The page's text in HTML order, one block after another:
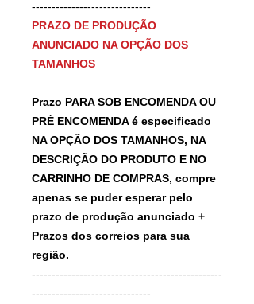
------------------------------
PRAZO DE PRODUÇÃO
ANUNCIADO NA OPÇÃO DOS
TAMANHOS
Prazo PARA SOB ENCOMENDA OU
PRÉ ENCOMENDA é especificado
NA OPÇÃO DOS TAMANHOS, NA
DESCRIÇÃO DO PRODUTO E NO
CARRINHO DE COMPRAS, compre
apenas se puder esperar pelo
prazo de produção anunciado +
Prazos dos correios para sua
região.
------------------------------------------------
------------------------------